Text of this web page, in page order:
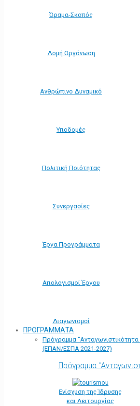
Όραμα-Σκοπός
Δομή Οργάνωση
Ανθρώπινο Δυναμικό
Υποδομές
Πολιτική Ποιότητας
Συνεργασίες
Έργα Προγράμματα
Απολογισμοί Έργου
Διαγωνισμοί
ΠΡΟΓΡΑΜΜΑΤΑ
Πρόγραμμα “Ανταγωνιστικότητα
(ΕΠΑΝ/ΕΣΠΑ 2021-2027)
Πρόγραμμα
Ενίσχυση της Ίδρυσης
και Λειτουργίας